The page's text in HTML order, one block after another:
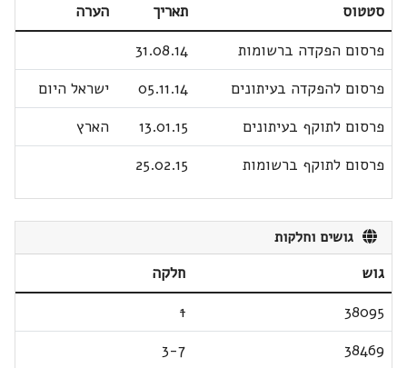
סטטוס תאריך
הערה
פרסום הפקדה ברשומות
31.08.14
פרסום להפקדה בעיתונים
05.11.14
ישראל היום
פרסום לתוקף בעיתונים
13.01.15
הארץ
פרסום לתוקף ברשומות
25.02.15
גושים וחלקות
גוש
חלקה
38095
1
38469
3-7